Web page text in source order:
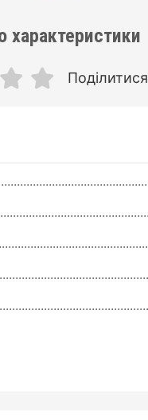
характеристики
Поділитися